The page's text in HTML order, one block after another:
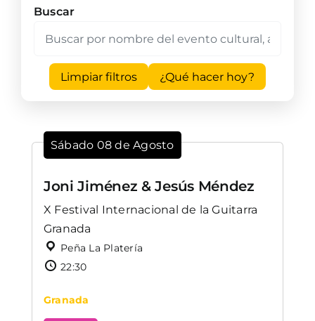
Buscar
Limpiar filtros ¿Qué hacer hoy?
Sábado 08 de Agosto
Joni Jiménez & Jesús Méndez
X Festival Internacional de la Guitarra
Granada
Peña La Platería
22:30
Granada